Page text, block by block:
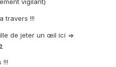
vigilant)
travers !!!
de jeter un œil ici =>
!!!